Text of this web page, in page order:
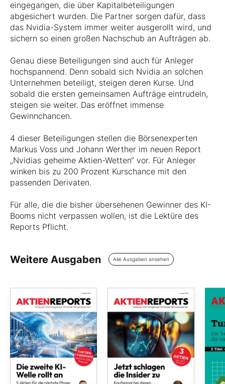
eingegangen, die über Kapitalbeteiligungen
abgesichert wurden. Die Partner sorgen dafür, dass
das Nvidia-System immer weiter ausgerollt wird, und
sichern so einen großen Nachschub an Aufträgen ab.
Genau diese Beteiligungen sind auch für Anleger
hochspannend. Denn sobald sich Nvidia an solchen
Unternehmen beteiligt, steigen deren Kurse. Und
sobald die ersten gemeinsamen Aufträge eintrudeln,
steigen sie weiter. Das eröffnet immense
Gewinnchancen.
4 dieser Beteiligungen stellen die Börsenexperten
Markus Voss und Johann Werther im neuen Report
„Nvidias geheime Aktien-Wetten“ vor. Für Anleger
winken bis zu 200 Prozent Kurschance mit den
passenden Derivaten.
Für alle, die die bisher übersehenen Gewinner des KI-
Booms nicht verpassen wollen, ist die Lektüre des
Reports Pflicht.
Weitere Ausgaben Alle Ausgaben ansehen